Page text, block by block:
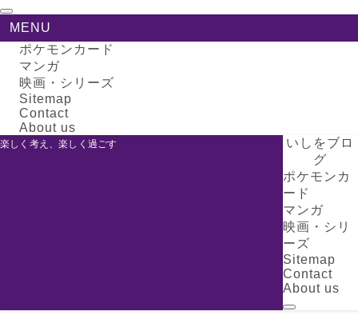
MENU
ポケモンカード
マンガ
映画・シリーズ
Sitemap
Contact
About us
楽しく考え、楽しく過ごす
いしをブロ
グ
ポケモンカ
ード
マンガ
映画・シリ
ーズ
Sitemap
Contact
About us